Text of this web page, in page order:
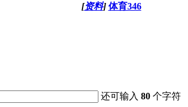
[资料] 体育346
还可输入80 个字符